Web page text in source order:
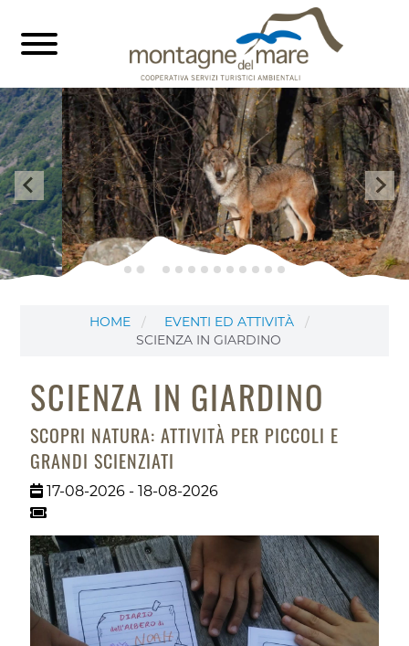
HOME
EVENTI ED ATTIVITÀ
SCIENZA IN GIARDINO
SCIENZA IN GIARDINO
SCOPRI NATURA: ATTIVITÀ PER PICCOLI E
GRANDI SCIENZIATI
17-08-2026 - 18-08-2026